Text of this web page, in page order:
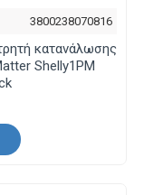
3800238070816
κατανάλωσης
Shelly1PM